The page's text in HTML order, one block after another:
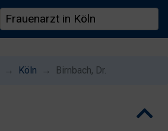
Köln Birnbach, Dr.